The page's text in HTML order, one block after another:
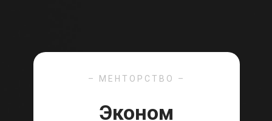
Эконом
– МЕНТОРСТВО –